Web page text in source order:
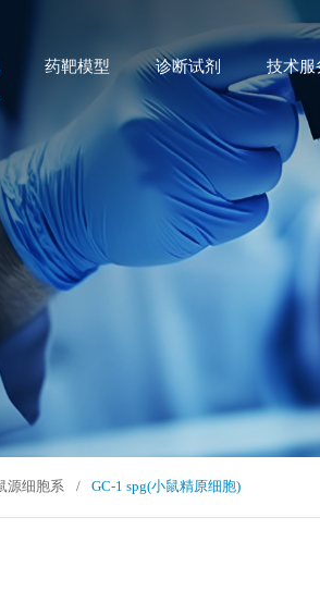
药靶模型 诊断试剂 技术服
源细胞系 / GC-1 spg(小鼠精原细胞)